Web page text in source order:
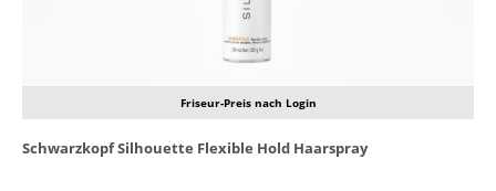
Friseur-Preis nach Login
Schwarzkopf Silhouette Flexible Hold Haarspray